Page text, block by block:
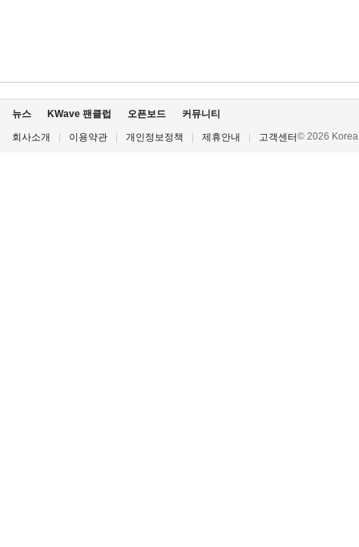
뉴스 KWave 팬클럽 오픈보드 커뮤니티
회사소개 이용약관 개인정보정책 제휴안내 고객센터© 2026